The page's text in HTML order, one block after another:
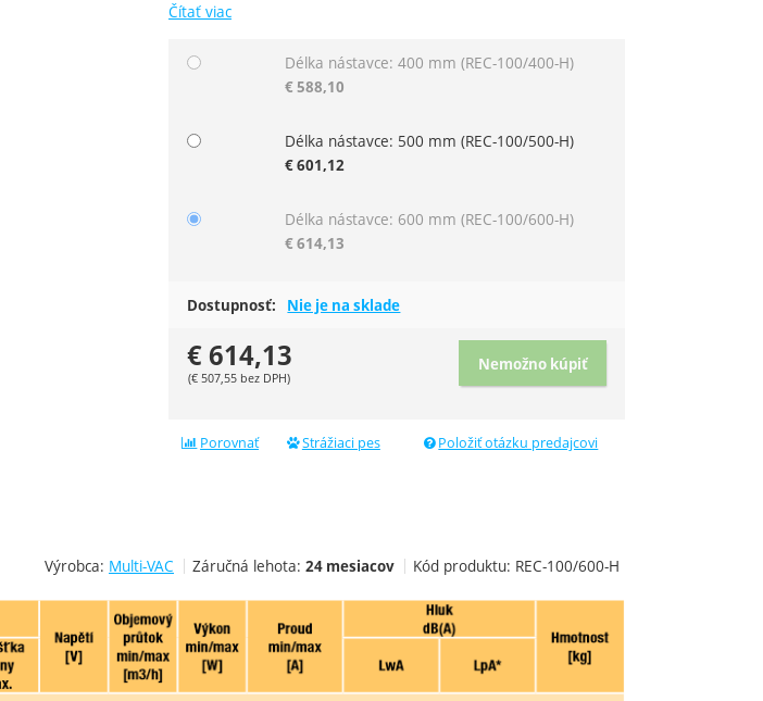
Čítať viac
Zvoľte variantDélka nástavce: 400 mm (REC-100/400-H)
€ 588,10
Délka nástavce: 500 mm (REC-100/500-H)
€601,12
Délka nástavce: 600 mm (REC-100/600-H)
€ 614,13
Dostupnosť: Nie je na sklade
€614,13
(€ 507,55 bez DPH)
Nemožno kúpiť
Porovnať Strážiaci pes Položiť otázku predajcovi
Výrobca: Multi-VAC Záručná lehota: 24 mesiacov Kód produktu: REC-100/600-H